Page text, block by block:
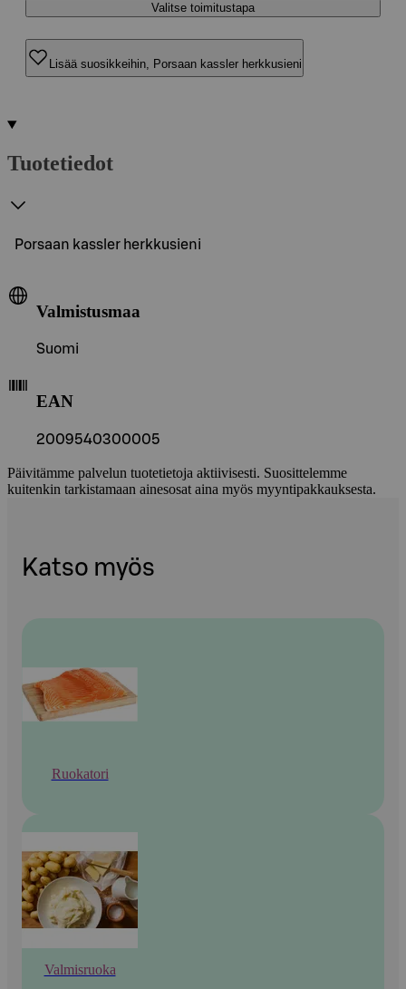
Valitse toimitustapa
Lisää suosikkeihin, Porsaan kassler herkkusieni
Tuotetiedot
Porsaan kassler herkkusieni
Valmistusmaa
Suomi
EAN
2009540300005
Päivitämme palvelun tuotetietoja aktiivisesti. Suosittelemme
kuitenkin tarkistamaan ainesosat aina myös myyntipakkauksesta.
Katso myös
Ruokatori
Valmisruoka